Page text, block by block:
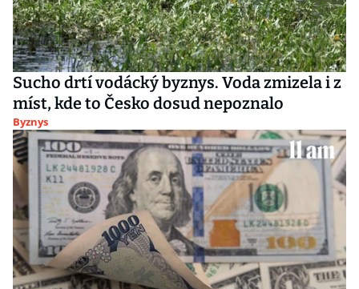
Sucho drtí vodácký byznys. Voda zmizela i z
míst, kde to Česko dosud nepoznalo
Byznys